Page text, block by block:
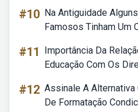
#10 Na Antiguidade
Famosos Tinham Um
#11
Importância Da
Educação Com Os
#12 Assinale A
De Formatação